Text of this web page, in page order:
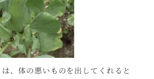
、体の悪いものを出してくれると